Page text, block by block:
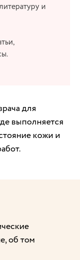
и
для
выполняется
кожи и
об том